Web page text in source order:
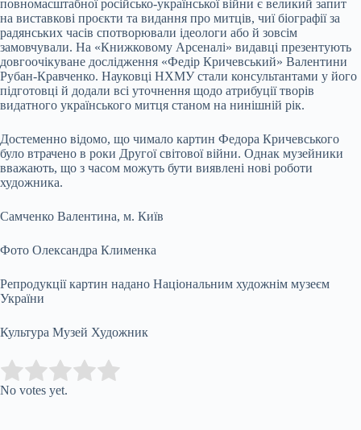
повномасштабної російсько-української війни є великий запит
на виставкові проєкти та видання про митців, чиї біографії за
радянських часів спотворювали ідеологи або й зовсім
замовчували. На «Книжковому Арсеналі» видавці презентують
довгоочікуване дослідження «Федір Кричевський» Валентини
Рубан-Кравченко. Науковці НХМУ стали консультантами у його
підготовці й додали всі уточнення щодо атрибуції творів
видатного українського митця станом на нинішній рік.
Достеменно відомо, що чимало картин Федора Кричевського
було втрачено в роки Другої світової війни. Однак музейники
вважають, що з часом можуть бути виявлені нові роботи
художника.
Самченко Валентина, м. Київ
Фото Олександра Клименка
Репродукції картин надано Національним художнім музеєм
України
Культура Музей Художник
Rate this item:
No votes yet.